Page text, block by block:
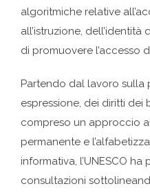
algoritmiche relative
all’istruzione,
di promuovere l’accesso
Partendo dal lavoro
espressione, dei diritti dei
compreso un approccio
permanente e
informativa, l’UNESCO
consultazioni